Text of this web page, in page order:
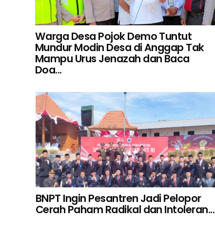
Warga Desa Pojok Demo Tuntut
Mundur Modin Desa di Anggap Tak
Mampu Urus Jenazah dan Baca
Doa...
BNPT Ingin Pesantren Jadi Pelopor
Cerah Paham Radikal dan Intoleran...